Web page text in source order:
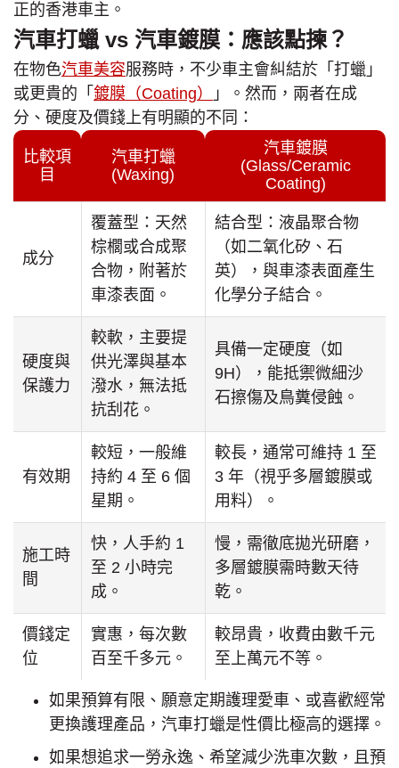
正的香港車主。
汽車打蠟 vs 汽車鍍膜：應該點揀？
在物色汽車美容服務時，不少車主會糾結於「打蠟」
或更貴的「 鍍膜（Coating）
」。然而，兩者在成
分、硬度及價錢上有明顯的不同：
比較項
目
汽車打蠟
(Waxing)
汽車鍍膜
(Glass/Ceramic
Coating)
成分
覆蓋型：天然
棕櫚或合成聚
合物，附著於
車漆表面。
結合型：液晶聚合物
（如二氧化矽、石
英），與車漆表面產生
化學分子結合。
硬度與
保護力
較軟，主要提
供光澤與基本
潑水，無法抵
抗刮花。
具備一定硬度（如
9H），能抵禦微細沙
石擦傷及鳥糞侵蝕。
有效期
較短，一般維
持約 4 至 6 個
星期。
較長，通常可維持 1 至
3 年（視乎多層鍍膜或
用料）。
施工時
間
快，人手約 1
至 2 小時完
成。
慢，需徹底拋光研磨，
多層鍍膜需時數天待
乾。
價錢定
位
實惠，每次數
百至千多元。
較昂貴，收費由數千元
至上萬元不等。
如果預算有限、願意定期護理愛車、或喜歡經常
更換護理產品，汽車打蠟是性價比極高的選擇。
如果想追求一勞永逸、希望減少洗車次數，且預